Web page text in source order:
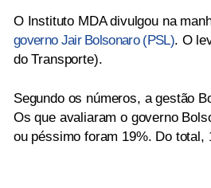
O Instituto MDA divulgou na
governo Jair Bolsonaro (PSL). O
do Transporte).
Segundo os números, a gestão
Os que avaliaram o governo
ou péssimo foram 19%. Do total,